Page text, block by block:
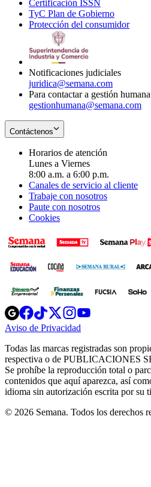
new
window
Certificación ISSN
in
new
TyC Plan de Gobierno
in
Protección del consumidorOpens
Notificaciones judiciales
juridica@semana.com
Para contactar a gestión humana
gestionhumana@semana.com
Contáctenos
Horarios de atención
Lunes a Viernes
8:00 a.m. a 6:00 p.m.
Canales de servicio al cliente
Trabaje con nosotros
Paute con nosotros
Cookies
Opens
in
new
Opens
in
new
Opens
in
new
window
Opens
new
windowwindow
Aviso de Privacidad
new
window
Todas las marcas registradas son
respectiva o de PUBLICACIONES
Se prohíbe la reproducción total o
contenidos que aquí aparezca, así
idioma sin autorización escrita por su
© 2026 Semana. Todos los derechos